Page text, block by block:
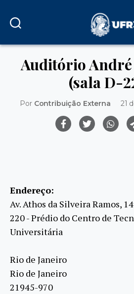
Auditório André
(sala D-
Por Contribuição Externa 21
Endereço:
Av. Athos da Silveira Ramos,
220 - Prédio do Centro de
Universitária
Rio de Janeiro
Rio de Janeiro
21945-970